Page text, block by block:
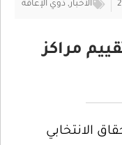
الأخبار, ذوي الإعاقة
مراكز
الانتخابي